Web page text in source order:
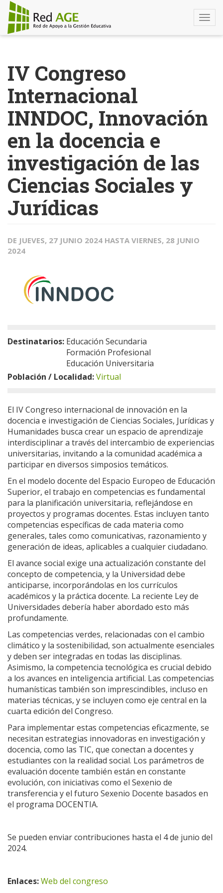
contenido
principal
IV Congreso
Internacional
INNDOC, Innovación
en la docencia e
investigación de las
Ciencias Sociales y
Jurídicas
DE JUEVES, 27 JUNIO 2024 HASTA VIERNES, 28 JUNIO
2024
Destinatarios: Educación Secundaria
Formación Profesional
Educación Universitaria
Población / Localidad:Virtual
El IV Congreso internacional de innovación en la
docencia e investigación de Ciencias Sociales, Jurídicas y
Humanidades busca crear un espacio de aprendizaje
interdisciplinar a través del intercambio de experiencias
universitarias, invitando a la comunidad académica a
participar en diversos simposios temáticos.
En el modelo docente del Espacio Europeo de Educación
Superior, el trabajo en competencias es fundamental
para la planificación universitaria, reflejándose en
proyectos y programas docentes. Estas incluyen tanto
competencias específicas de cada materia como
generales, tales como comunicativas, razonamiento y
generación de ideas, aplicables a cualquier ciudadano.
El avance social exige una actualización constante del
concepto de competencia, y la Universidad debe
anticiparse, incorporándolas en los currículos
académicos y la práctica docente. La reciente Ley de
Universidades debería haber abordado esto más
profundamente.
Las competencias verdes, relacionadas con el cambio
climático y la sostenibilidad, son actualmente esenciales
y deben ser integradas en todas las disciplinas.
Asimismo, la competencia tecnológica es crucial debido
a los avances en inteligencia artificial. Las competencias
humanísticas también son imprescindibles, incluso en
materias técnicas, y se incluyen como eje central en la
cuarta edición del Congreso.
Para implementar estas competencias eficazmente, se
necesitan estrategias innovadoras en investigación y
docencia, como las TIC, que conectan a docentes y
estudiantes con la realidad social. Los parámetros de
evaluación docente también están en constante
evolución, con iniciativas como el Sexenio de
transferencia y el futuro Sexenio Docente basados en
el programa DOCENTIA.
Se pueden enviar contribuciones hasta el 4 de junio del
2024.
Enlaces:Web del congreso